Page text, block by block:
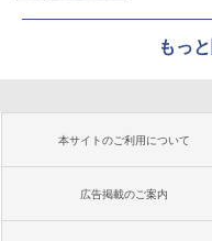
もっ
本サイトのご利用について
広告掲載のご案内